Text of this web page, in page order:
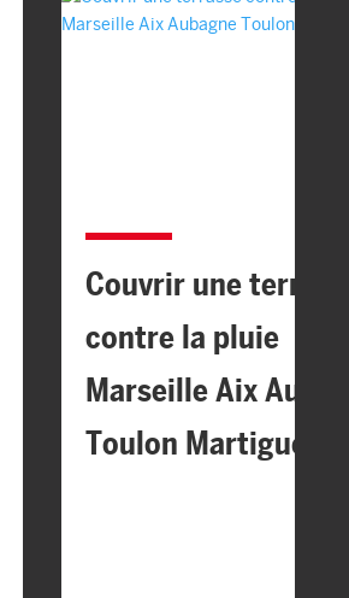
Couvrir une
contre la pluie
Marseille Aix
Toulon Martigues